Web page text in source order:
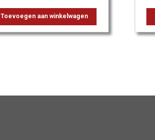
Toevoegen aan winkelwagen